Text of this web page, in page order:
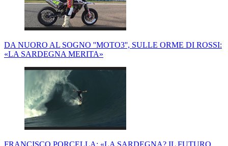
DA NUORO AL SOGNO ''MOTO3'', SULLE ORME DI ROSSI:
«LA SARDEGNA MERITA»